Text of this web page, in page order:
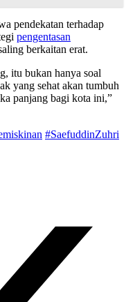
pendekatan terhadap
pengentasan
berkaitan erat.
itu bukan hanya soal
yang sehat akan tumbuh
panjang bagi kota ini,”
#SaefuddinZuhri